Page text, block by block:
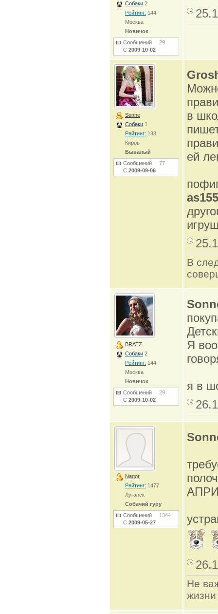
Собаки 2
Рейтинг: 144
Москва
Новичок
Сообщений 29
С 2009-10-02
Sonne
Собаки 1
Рейтинг: 138
Киров
Бывалый
Сообщений 77
С 2009-09-06
в
ей
В
BRATZ
Собаки 2
Рейтинг: 144
Москва
Новичок
Сообщений 29
С 2009-10-02
Я
я в
Nagor
Рейтинг: 1477
Луганск
Собачий гуру
Сообщений 1344
С 2009-05-27
Не
жизни